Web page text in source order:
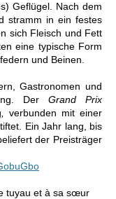
Geflügel. Nach dem
stramm in ein festes
sich Fleisch und Fett
eine typische Form
und Beinen.
Gastronomen und
Der
Grand Prix
,verbunden mit einer
Ein Jahr lang, bis
der Preisträger
tuyau et à sa sœur